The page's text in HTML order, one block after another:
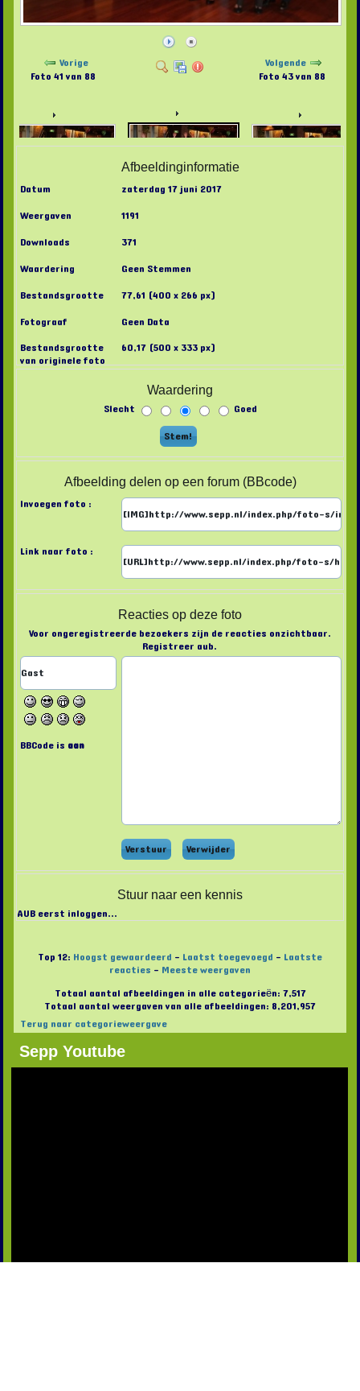
Vorige
Foto 41 van 88
Volgende
Foto 43 van 88
Afbeeldinginformatie
Datum
zaterdag 17 juni 2017
Weergaven
1191
Downloads
371
Waardering
Geen Stemmen
Bestandsgrootte
77,61 (400 x 266 px)
Fotograaf
Geen Data
Bestandsgrootte
van originele foto
60,17 (500 x 333 px)
Waardering
Slecht Goed
Afbeelding delen op een forum (BBcode)
Invoegen foto :
Link naar foto :
Reacties op deze foto
Voor ongeregistreerde bezoekers zijn de reacties onzichtbaar.
Registreer aub.
BBCode is aan
Stuur naar een kennis
AUB eerst inloggen...
Top 12: Hoogst gewaardeerd - Laatst toegevoegd - Laatste
reacties - Meeste weergaven
Totaal aantal afbeeldingen in alle categorieën: 7,517
Totaal aantal weergaven van alle afbeeldingen: 8,201,957
Terug naar categorieweergave
Sepp Youtube